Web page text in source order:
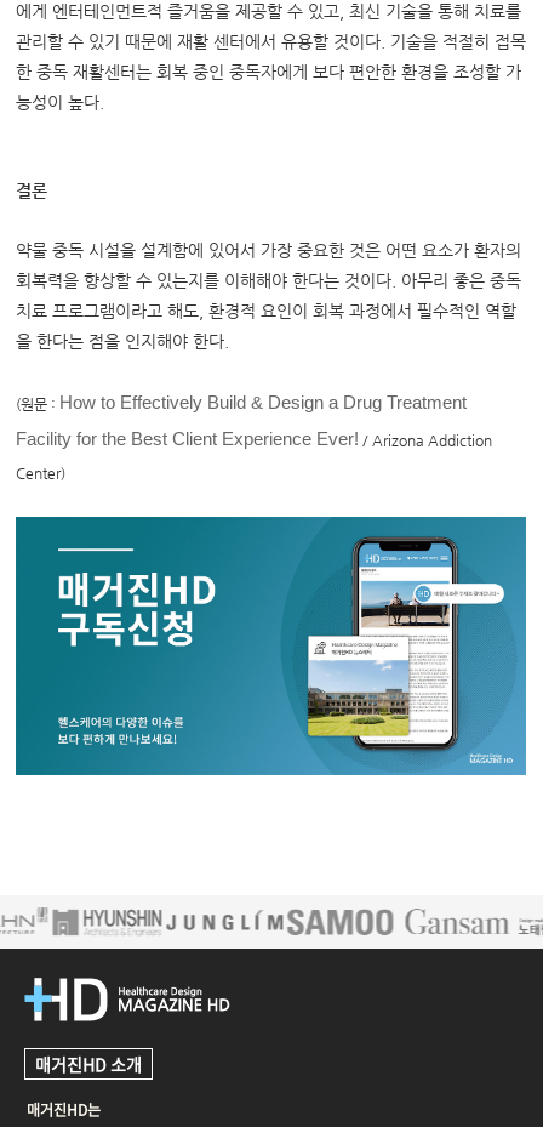
에게 엔터테인먼트적 즐거움을 제공할 수 있고, 최신 기술을 통해 치료를
관리할 수 있기 때문에 재활 센터에서 유용할 것이다. 기술을 적절히 접목
한 중독 재활센터는 회복 중인 중독자에게 보다 편안한 환경을 조성할 가
능성이 높다.
결론
약물 중독 시설을 설계함에 있어서 가장 중요한 것은 어떤 요소가 환자의
회복력을 향상할 수 있는지를 이해해야 한다는 것이다. 아무리 좋은 중독
치료 프로그램이라고 해도, 환경적 요인이 회복 과정에서 필수적인 역할
을 한다는 점을 인지해야 한다.
(원문 : How to Effectively Build & Design a Drug Treatment
Facility for the Best Client Experience Ever! / Arizona Addiction
Center)
매거진HD 소개
매거진HD는